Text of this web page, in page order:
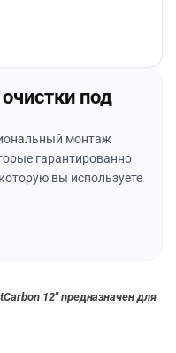
под
монтаж
гарантированно
вы используете
12″ предназначен для